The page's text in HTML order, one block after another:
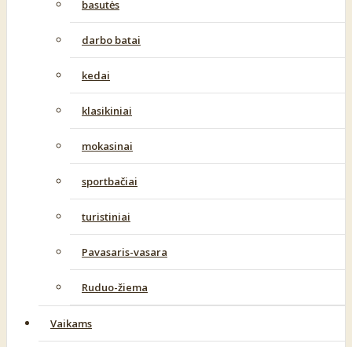
basutės
darbo batai
kedai
klasikiniai
mokasinai
sportbačiai
turistiniai
Pavasaris-vasara
Ruduo-žiema
Vaikams